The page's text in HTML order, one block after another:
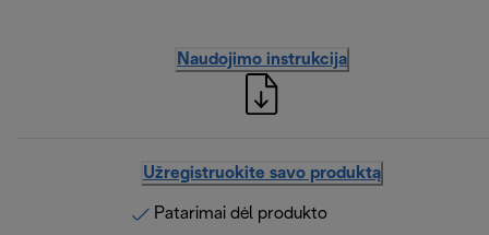
Naudojimo instrukcija
Užregistruokite savo produktą
Patarimai dėl produkto